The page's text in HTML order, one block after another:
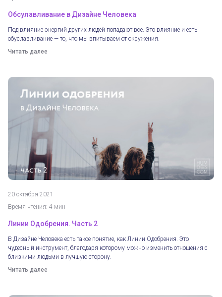
Обсулавливание в Дизайне Человека
Под влияние энергий других людей попадают все. Это влияние и есть
обуславливание — то, что мы впитываем от окружения.
Читать далее
20 октября 2021
Время чтения: 4 мин
Линии Одобрения. Часть 2
В Дизайне Человека есть такое понятие, как Линии Одобрения. Это
чудесный инструмент, благодаря которому можно изменить отношения с
близкими людьми в лучшую сторону.
Читать далее